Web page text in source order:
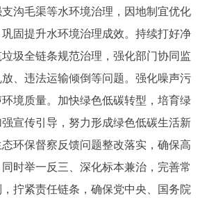
阳光政务
在线访谈 图说互动
沟毛渠等水环境治理，因地制宜优化
固提升水环境治理成效。持续打好净
圾全链条规范治理，强化部门协同监
、违法运输倾倒等问题。强化噪声污
境质量。加快绿色低碳转型，培育绿
宣传引导，努力形成绿色低碳生活新
环保督察反馈问题整改落实，确保高
时举一反三、深化标本兼治，完善常
拧紧责任链条，确保党中央、国务院